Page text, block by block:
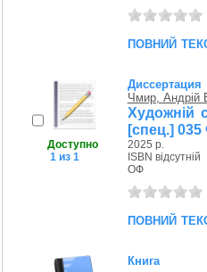
повний
Доступно
1 из 1
Диссертация
Чмир, Андрій
Художній
[спец.] 035
2025 р.
ISBN відсутній
ОФ
повний
Книга